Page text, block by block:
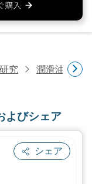
究 潤滑油・燃
よびシェア
シェア